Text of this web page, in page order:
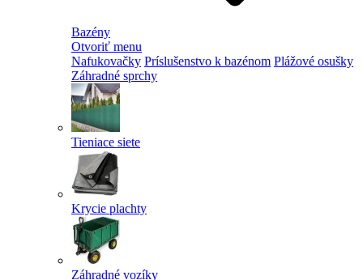
Bazény
Otvoriť menu
Nafukovačky Príslušenstvo k bazénom Plážové osušky
Záhradné sprchy
Tieniace siete
Krycie plachty
Záhradné vozíky